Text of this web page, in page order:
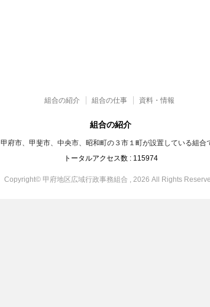
組合の紹介 組合の仕事 資料・情報
組合の紹介
甲府市、甲斐市、中央市、昭和町の３市１町が設置している組合
トータルアクセス数 : 115974
Copyright© 甲府地区広域行政事務組合 , 2026 All Rights